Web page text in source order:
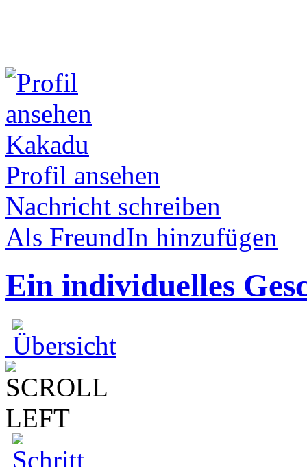
Kakadu
Profil ansehen
Nachricht schreiben
Als FreundIn hinzufügen
Ein individuelles